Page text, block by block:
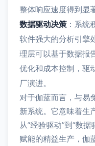
整体响应速度得到显
数据驱动决策 ：系统
软件强大的分析引擎
理层可以基于数据报
优化和成本控制，驱
厂演进。
对于伽蓝而言，与易
新系统。它意味着生
从“经验驱动”到“数
赋能的精益生产，伽